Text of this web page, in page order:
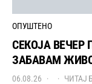
ОПУШТЕНО
СЕКОЈА ВЕЧЕР
ЗАБАВАМ
06.08.26 ЧИТАЈ